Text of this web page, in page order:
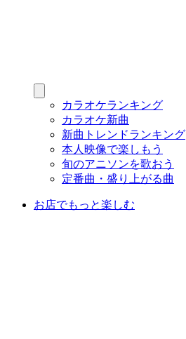
カラオケランキング
カラオケ新曲
新曲トレンドランキング
本人映像で楽しもう
旬のアニソンを歌おう
定番曲・盛り上がる曲
お店でもっと楽しむ